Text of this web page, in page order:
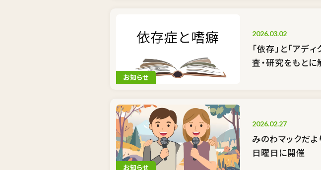
お知らせ
2026.03.02
「依存」と「アデ
査・研究をもとに
お知らせ
2026.02.27
みのわマックだ
日曜日に開催